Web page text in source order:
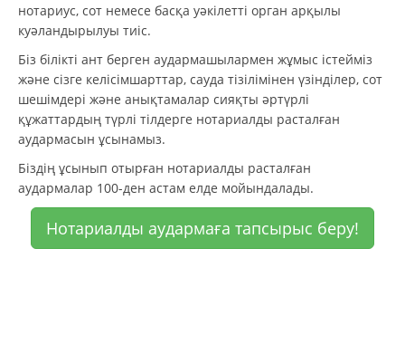
нотариус, сот немесе басқа уәкілетті орган арқылы
куәландырылуы тиіс.
Біз білікті ант берген аудармашылармен жұмыс істейміз
және сізге келісімшарттар, сауда тізілімінен үзінділер, сот
шешімдері және анықтамалар сияқты әртүрлі
құжаттардың түрлі тілдерге нотариалды расталған
аудармасын ұсынамыз.
Біздің ұсынып отырған нотариалды расталған
аудармалар 100-ден астам елде мойындалады.
Нотариалды аудармаға тапсырыс беру!